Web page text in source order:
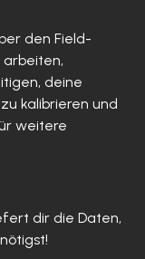
den Field-
arbeiten,
deine
kalibrieren und
weitere
dir die Daten,